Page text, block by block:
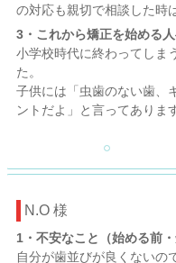
の対応も親切で相談した時
3・これから矯正を始める
小学校時代に終わってしま
た。
子供には「虫歯のない歯、
ントだよ」と言ってあります
N.O 様
1・不安なこと（始める前
自分が歯並びが良くないの